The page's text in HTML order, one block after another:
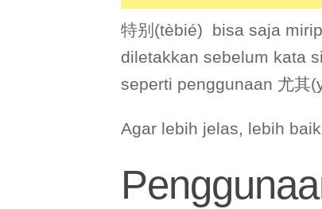
特别(tèbié) bisa saja
diletakkan sebelum kata
seperti penggunaan 尤其
Agar lebih jelas, lebih